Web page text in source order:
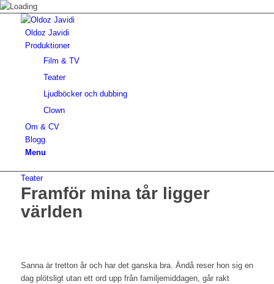
Oldoz Javidi
Produktioner
Film & TV
Teater
Ljudböcker och dubbing
Clown
Om & CV
Blogg
Menu
Teater
Framför mina tår ligger
världen
Sanna är tretton år och har det ganska bra. Ändå reser hon sig en
dag plötsligt utan ett ord upp från familjemiddagen, går rakt